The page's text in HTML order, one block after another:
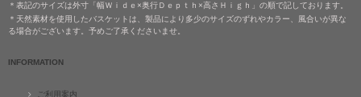
＊表記のサイズは外寸「幅Ｗｉｄｅ×奥行Ｄｅｐｔｈ×高さＨｉｇｈ」の順で記しております。
＊天然素材を使用したバスケットは、製品により多少のサイズのずれやカラー、風合いが異な
る場合がございます。予めご了承くださいませ。
INFORMATION
ご利用案内